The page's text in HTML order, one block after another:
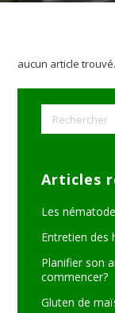
aucun article trouvé.
Articles
Les
Entretien des
Planifier son
commencer?
Gluten de